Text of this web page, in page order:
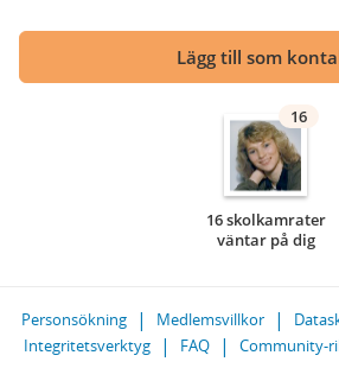
Lägg till som
16
16 skolkamrater
väntar på dig
Personsökning Medlemsvillkor
Integritetsverktyg
FAQ Community-